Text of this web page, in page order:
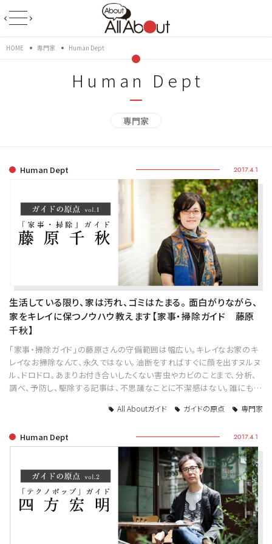
HOME 専門家 Human Dept
Human Dept
専門家
Human Dept 2017.4.1
生活している限り、家は汚れ、ゴミはたまる。 面白がりながら、
家をキレイに保つノウハウ教えます【家事・掃除ガイド 藤原
千秋】
「家事・掃除ガイド」の藤原さんの守備範囲は幅広い。キレイなお家のキ
レイなお掃除なんて、永久ではない。油断をすればすぐに顔を出すヌルヌ
ル、ドロドロ。あまりお付き合いしたくない害虫やカビのことまで、分析、
調べ、予防し、駆除する記事は、不思議なことに不潔感はない。誰にも…
All Aboutガイド ガイドの原点 専門家
Human Dept 2017.4.1